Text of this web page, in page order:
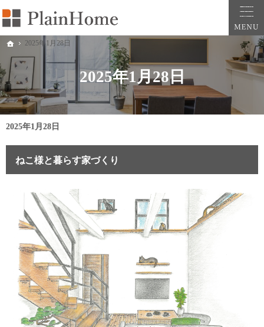
2025年1月28日
大阪・堺市での新築一戸建ては工務店の「PlainHome平原建築工房」へおまかせ。自然
堺市をはじめ大阪府全域での新築注文住宅ならプレインホームへ。自然素材の心地よさ
2025年1月28日
ねこ様と暮らす家づくり
ホーム
2025年1月28日